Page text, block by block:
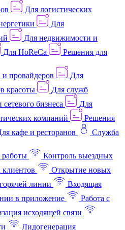
Для логистических
Для
Для недвижимости и
Для HoReCa
Решения для
и провайдеров
Для
красоты
Для служб
бизнеса
Для
компаний
Решения
кафе и ресторанов
Служба
работы
Контроль выездных
Открытие новых
линии
Входящая
в приложение
Работа с
исходящей связи
Лидогенерация